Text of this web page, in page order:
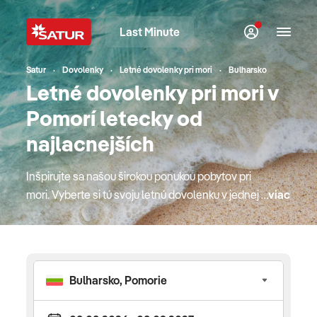
Last Minute
Satur Dovolenky Letné dovolenky pri mori Bulharsko
Letné dovolenky pri mori v
Pomorí letecky od
najlacnejších
Inšpirujte sa našou širokou ponukou pobytov pri
mori. Vyberte si tú svoju letnú dovolenku v jednej z
top európskych destinácií. Bude to Cyprus alebo
krásny podmorský svet Červeného mora v Egypte
či hit minulého leta, "egyptský Karibik" v Marsa
viac